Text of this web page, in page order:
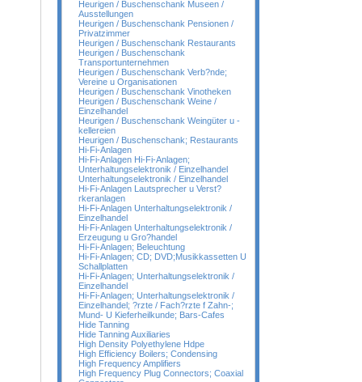
Heurigen / Buschenschank Museen /
Ausstellungen
Heurigen / Buschenschank Pensionen /
Privatzimmer
Heurigen / Buschenschank Restaurants
Heurigen / Buschenschank
Transportunternehmen
Heurigen / Buschenschank Verb?nde;
Vereine u Organisationen
Heurigen / Buschenschank Vinotheken
Heurigen / Buschenschank Weine /
Einzelhandel
Heurigen / Buschenschank Weingüter u -
kellereien
Heurigen / Buschenschank; Restaurants
Hi-Fi-Anlagen
Hi-Fi-Anlagen Hi-Fi-Anlagen;
Unterhaltungselektronik / Einzelhandel
Unterhaltungselektronik / Einzelhandel
Hi-Fi-Anlagen Lautsprecher u Verst?
rkeranlagen
Hi-Fi-Anlagen Unterhaltungselektronik /
Einzelhandel
Hi-Fi-Anlagen Unterhaltungselektronik /
Erzeugung u Gro?handel
Hi-Fi-Anlagen; Beleuchtung
Hi-Fi-Anlagen; CD; DVD;Musikkassetten U
Schallplatten
Hi-Fi-Anlagen; Unterhaltungselektronik /
Einzelhandel
Hi-Fi-Anlagen; Unterhaltungselektronik /
Einzelhandel; ?rzte / Fach?rzte f Zahn-;
Mund- U Kieferheilkunde; Bars-Cafes
Hide Tanning
Hide Tanning Auxiliaries
High Density Polyethylene Hdpe
High Efficiency Boilers; Condensing
High Frequency Amplifiers
High Frequency Plug Connectors; Coaxial